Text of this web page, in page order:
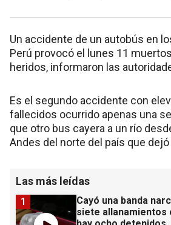
Un accidente de un autobús en
Perú provocó el lunes 11
heridos, informaron las
Es el segundo accidente con
fallecidos ocurrido apenas una
que otro bus cayera a un río
Andes del norte del país que
Las más leídas
Cayó una banda
siete allanamientos
1